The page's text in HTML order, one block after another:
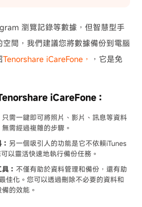
瀏覽記錄等數據，但智慧型手
間，我們建議您將數據備份到電腦
Tenorshare iCareFone，
，它是免
iCareFone：
只需一鍵即可將照片、影片、訊息等資料
需經過複雜的步驟。
另一個吸引人的功能是它不依賴iTunes
以靈活快速地執行備份任務。
： 不僅有助於資料管理和備份，還有助
佳化。您可以透過刪除不必要的資料和
的效能。